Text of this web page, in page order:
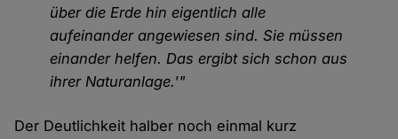
über die Erde hin eigentlich alle
aufeinander angewiesen sind. Sie müssen
einander helfen. Das ergibt sich schon aus
ihrer Naturanlage.'"
Der Deutlichkeit halber noch einmal kurz